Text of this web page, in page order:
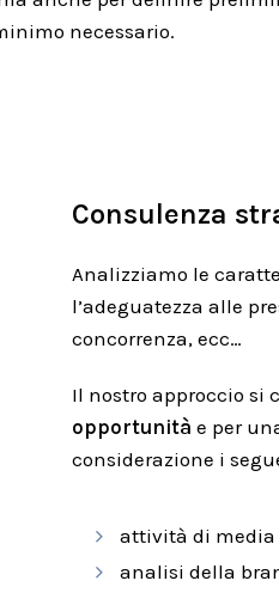
necessario.
Consulenza
Analizziamo le
l’adeguatezza alle
concorrenza, ecc…
Il nostro approccio si
opportunità e per
considerazione i
attività di media
analisi della